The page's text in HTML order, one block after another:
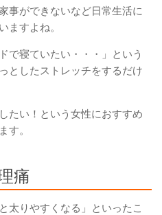
事ができないなど日常生活に
ますよね。
で寝ていたい・・・」という
としたストレッチをするだけ
たい！という女性におすすめ
す。
痛
太りやすくなる」といったこ